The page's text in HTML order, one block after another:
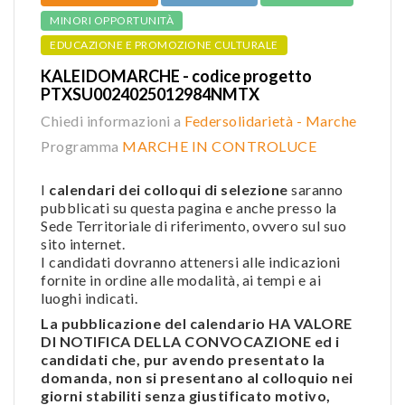
MINORI OPPORTUNITÀ
EDUCAZIONE E PROMOZIONE CULTURALE
KALEIDOMARCHE - codice progetto
PTXSU0024025012984NMTX
Chiedi informazioni a Federsolidarietà - Marche
Programma MARCHE IN CONTROLUCE
I calendari dei colloqui di selezione saranno
pubblicati su questa pagina e anche presso la
Sede Territoriale di riferimento, ovvero sul suo
sito internet.
I candidati dovranno attenersi alle indicazioni
fornite in ordine alle modalità, ai tempi e ai
luoghi indicati.
La pubblicazione del calendario HA VALORE
DI NOTIFICA DELLA CONVOCAZIONE ed i
candidati che, pur avendo presentato la
domanda, non si presentano al colloquio nei
giorni stabiliti senza giustificato motivo,